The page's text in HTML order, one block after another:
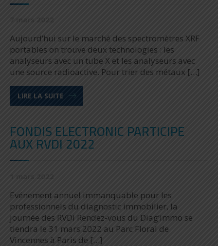
Aujourd’hui sur le marché des spectromètres XRF
portables on trouve deux technologies : les
analyseurs avec un tube X et les analyseurs avec
une source radioactive. Pour trier des métaux […]
LIRE LA SUITE
FONDIS ELECTRONIC PARTICIPE
AUX RVDI 2022
Evénement annuel immanquable pour les
professionnels du diagnostic immobilier, la
journée des RVDi Rendez-vous du Diag’immo se
tiendra le 31 mars 2022 au Parc Floral de
Vincennes à Paris de […]